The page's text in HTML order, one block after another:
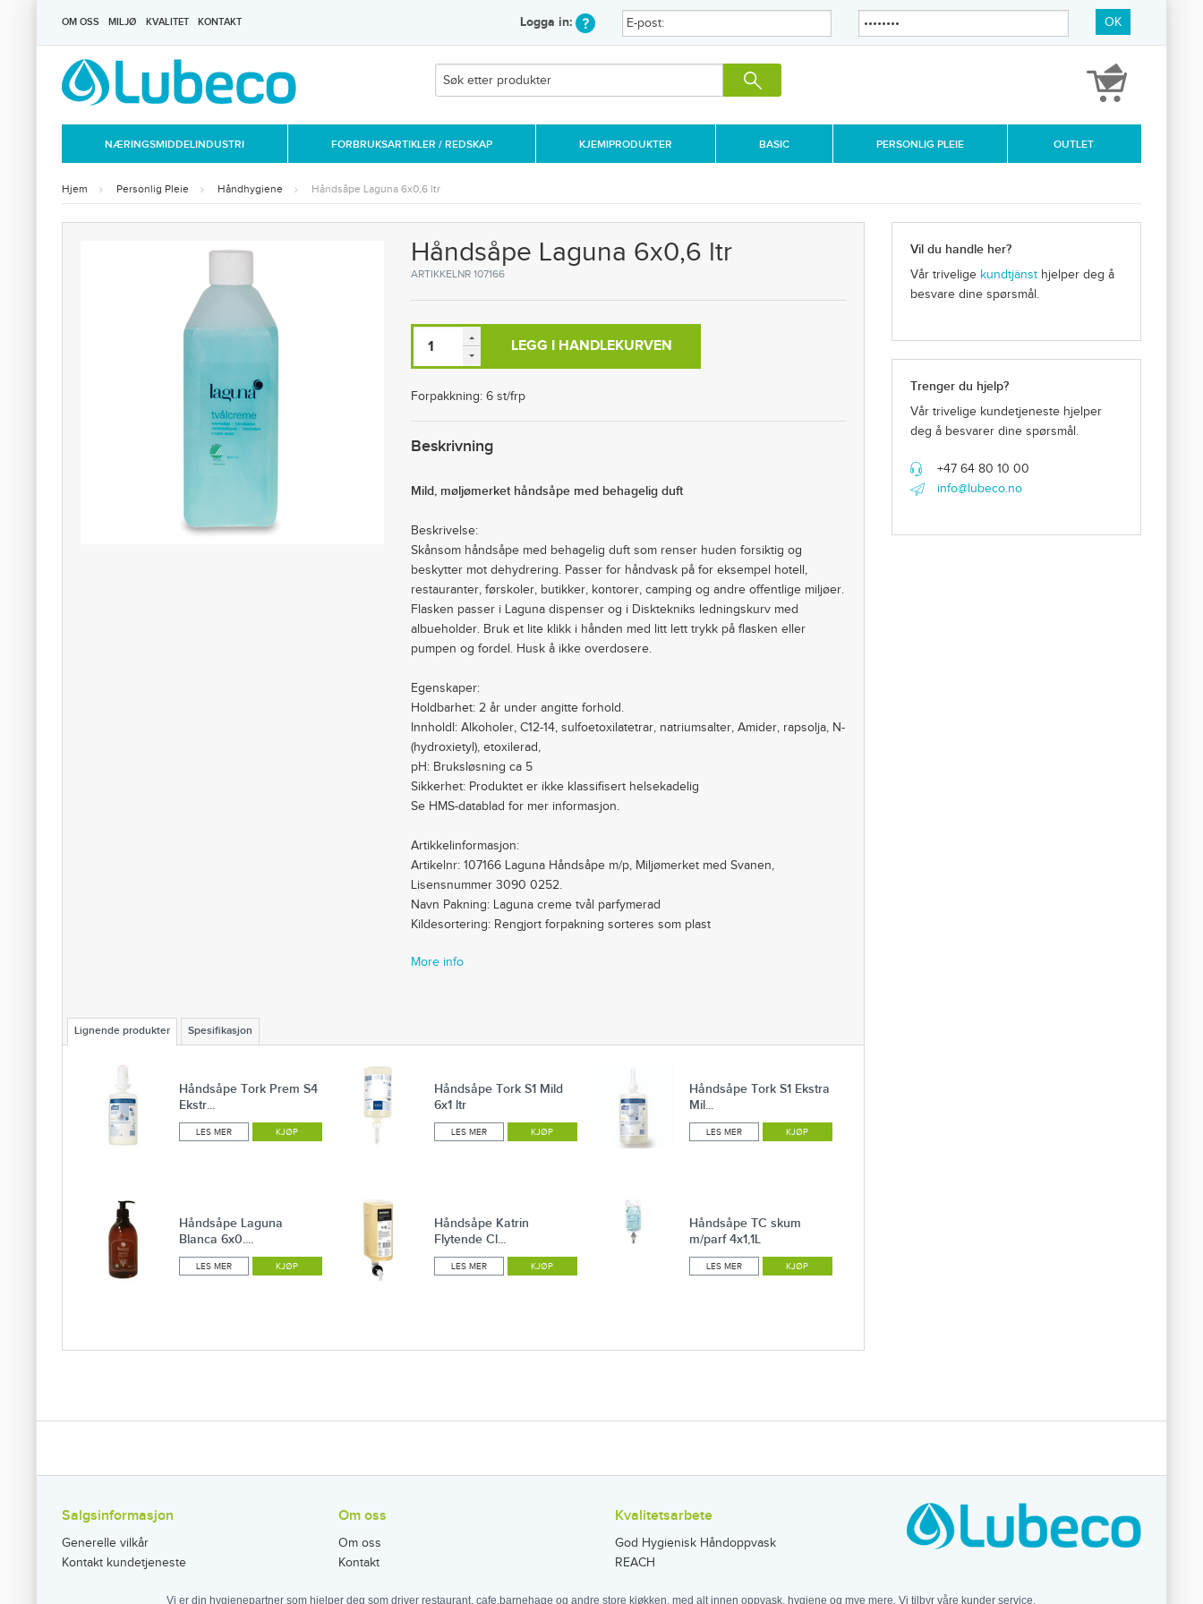
OM OSS MILJØ KVALITET KONTAKT Logga in: OK
NÆRINGSMIDDELINDUSTRI FORBRUKSARTIKLER / REDSKAP KJEMIPRODUKTER BASIC PERSONLIG PLEIE OUTLET
Hjem Personlig Pleie Håndhygiene Håndsåpe Laguna 6x0,6 ltr
Håndsåpe Laguna 6x0,6 ltr
ARTIKKELNR 107166
LEGG I HANDLEKURVEN
Forpakkning: 6 st/frp
Beskrivning
Mild, møljømerket håndsåpe med behagelig duft
Beskrivelse:
Skånsom håndsåpe med behagelig duft som renser huden forsiktig og
beskytter mot dehydrering. Passer for håndvask på for eksempel hotell,
restauranter, førskoler, butikker, kontorer, camping og andre offentlige miljøer.
Flasken passer i Laguna dispenser og i Disktekniks ledningskurv med
albueholder. Bruk et lite klikk i hånden med litt lett trykk på flasken eller
pumpen og fordel. Husk å ikke overdosere.
Egenskaper:
Holdbarhet: 2 år under angitte forhold.
Innholdl: Alkoholer, C12-14, sulfoetoxilatetrar, natriumsalter, Amider, rapsolja, N-
(hydroxietyl), etoxilerad,
pH: Bruksløsning ca 5
Sikkerhet: Produktet er ikke klassifisert helsekadelig
Se HMS-datablad for mer informasjon.
Artikkelinformasjon:
Artikelnr: 107166 Laguna Håndsåpe m/p, Miljømerket med Svanen,
Lisensnummer 3090 0252.
Navn Pakning: Laguna creme tvål parfymerad
Kildesortering: Rengjort forpakning sorteres som plast
More info
Lignende produkter Spesifikasjon
Håndsåpe Tork Prem S4
Ekstr...
LES MER KJØP
Håndsåpe Tork S1 Mild
6x1 ltr
LES MER KJØP
Håndsåpe Tork S1 Ekstra
Mil...
LES MER KJØP
Håndsåpe Laguna
Blanca 6x0....
LES MER KJØP
Håndsåpe Katrin
Flytende Cl...
LES MER KJØP
Håndsåpe TC skum
m/parf 4x1,1L
LES MER KJØP
Vil du handle her?
Vår trivelige kundtjänst hjelper deg å
besvare dine spørsmål.
Trenger du hjelp?
Vår trivelige kundetjeneste hjelper
deg å besvarer dine spørsmål.
+47 64 80 10 00
info@lubeco.no
Salgsinformasjon
Generelle vilkår
Kontakt kundetjeneste
Om oss
Om oss
Kontakt
Kvalitetsarbete
God Hygienisk Håndoppvask
REACH
Vi er din hygienepartner som hjelper deg som driver restaurant, cafe,barnehage og andre store kjøkken, med alt innen oppvask, hygiene og mye mere. Vi tilbyr våre kunder service,